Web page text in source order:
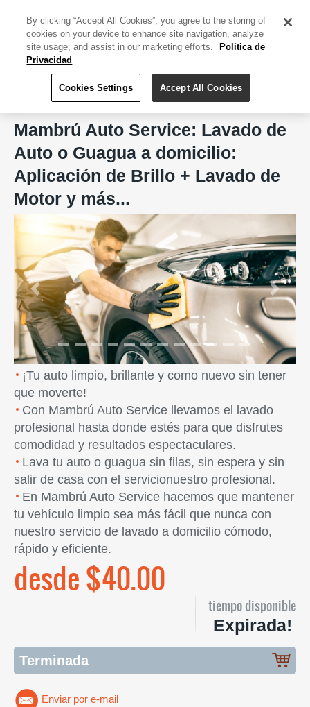
Mambrú Auto Service
Mambrú Auto Service: Lavado de
Auto o Guagua a domicilio:
Aplicación de Brillo + Lavado de
Motor y más...
Previous Next
¡Tu auto limpio, brillante y como nuevo sin tener
que moverte!
Con Mambrú Auto Service llevamos el lavado
profesional hasta donde estés para que disfrutes
comodidad y resultados espectaculares.
Lava tu auto o guagua sin filas, sin espera y sin
salir de casa con el servicionuestro profesional.
En Mambrú Auto Service hacemos que mantener
tu vehículo limpio sea más fácil que nunca con
nuestro servicio de lavado a domicilio cómodo,
rápido y eficiente.
desde $40.00
tiempo disponible
Expirada!
Terminada
Enviar por e-mail
By clicking “Accept All Cookies”, you agree to the storing of
cookies on your device to enhance site navigation, analyze
site usage, and assist in our marketing efforts.
Politica de
Privacidad
Cookies Settings Accept All Cookies